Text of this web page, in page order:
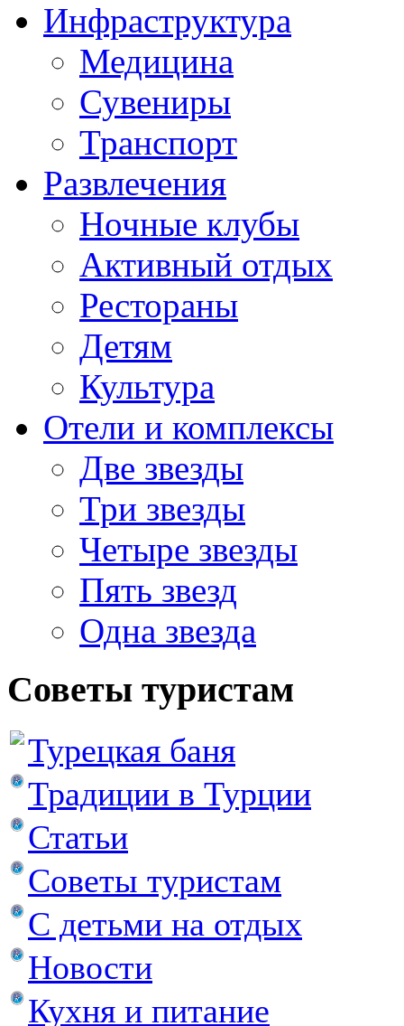
Инфраструктура
Медицина
Сувениры
Транспорт
Развлечения
Ночные клубы
Активный отдых
Рестораны
Детям
Культура
Отели и комплексы
Две звезды
Три звезды
Четыре звезды
Пять звезд
Одна звезда
Советы туристам
Турецкая баня
Традиции в Турции
Статьи
Советы туристам
С детьми на отдых
Новости
Кухня и питание